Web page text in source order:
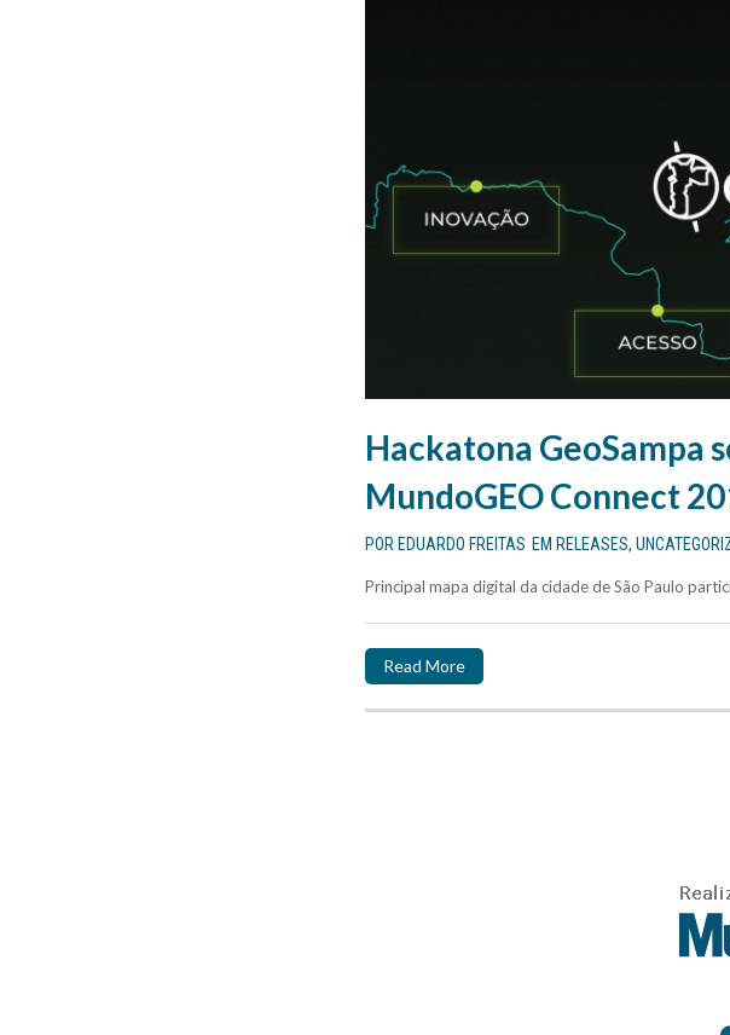
Hackatona GeoSampa
MundoGEO Connect
POR EDUARDO FREITAS EM RELEASES,
Principal mapa digital da cidade de São Paulo
Read More